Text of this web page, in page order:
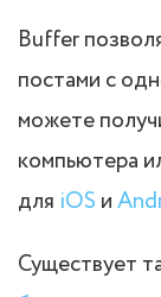
Buffer
постами с
можете
компьютера
для iOS и
Существует